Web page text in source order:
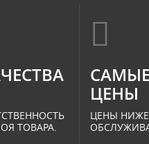
ТОВАРА.
ЦЕНЫ
ЦЕНЫ